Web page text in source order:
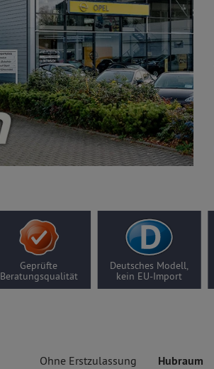
Geprüfte
Beratungsqualität
Deutsches Modell,
kein EU-Import
Ohne Erstzulassung Hubraum